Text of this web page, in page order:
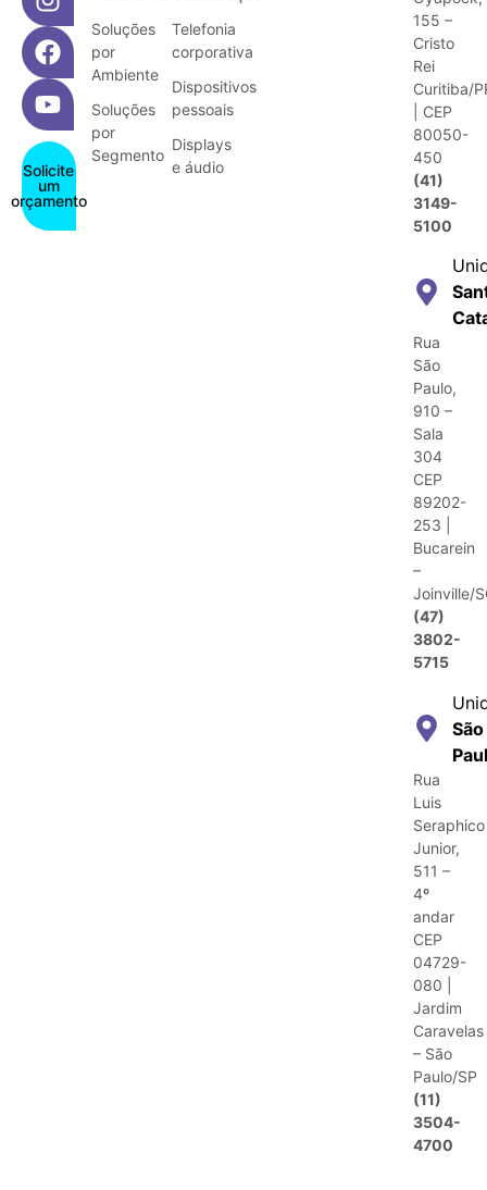
Solicite
um
orçamento
Soluções
por
Ambiente
Soluções
por
Segmento
Telefonia
corporativa
Dispositivos
pessoais
Displays
e áudio
155 –
Cristo
Rei
Curitiba/
| CEP
80050-
450
(41)
3149-
5100
Rua
São
Paulo,
910 –
Sala
304
CEP
89202-
253 |
Bucarein
–
Joinville/
(47)
3802-
5715
São
Rua
Luis
Seraphico
Junior,
511 –
4º
andar
CEP
04729-
080 |
Jardim
Caravelas
– São
Paulo/SP
(11)
3504-
4700